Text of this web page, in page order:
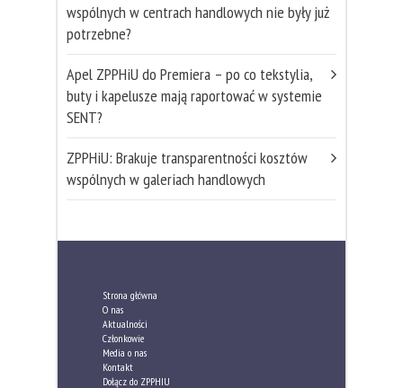
wspólnych w centrach handlowych nie były już
potrzebne?
Apel ZPPHiU do Premiera – po co tekstylia,
buty i kapelusze mają raportować w systemie
SENT?
ZPPHiU: Brakuje transparentności kosztów
wspólnych w galeriach handlowych
Strona główna
O nas
Aktualności
Członkowie
Media o nas
Kontakt
Dołącz do ZPPHIU